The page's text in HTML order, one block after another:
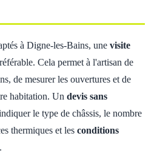
à Digne-les-Bains, une visite
Cela permet à l'artisan de
de mesurer les ouvertures et de
habitation. Un devis sans
le type de châssis, le nombre
thermiques et les conditions